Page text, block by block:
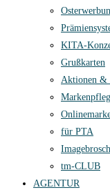
KITA-
Grußkarten
Aktionen &
für PTA
tm-CLUB
AGENTUR